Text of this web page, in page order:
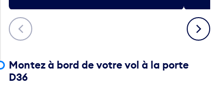
Précédent Suivant
Montez à bord de votre vol à la porte
D36